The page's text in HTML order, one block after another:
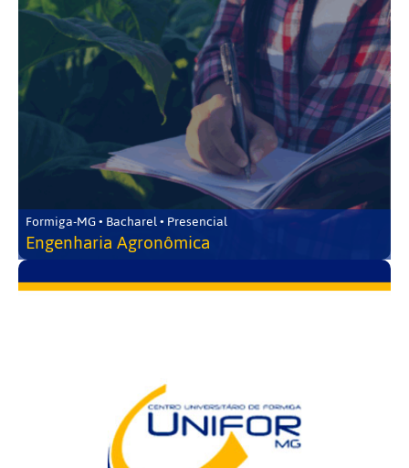
Formiga-MG • Bacharel • Presencial
Engenharia Agronômica